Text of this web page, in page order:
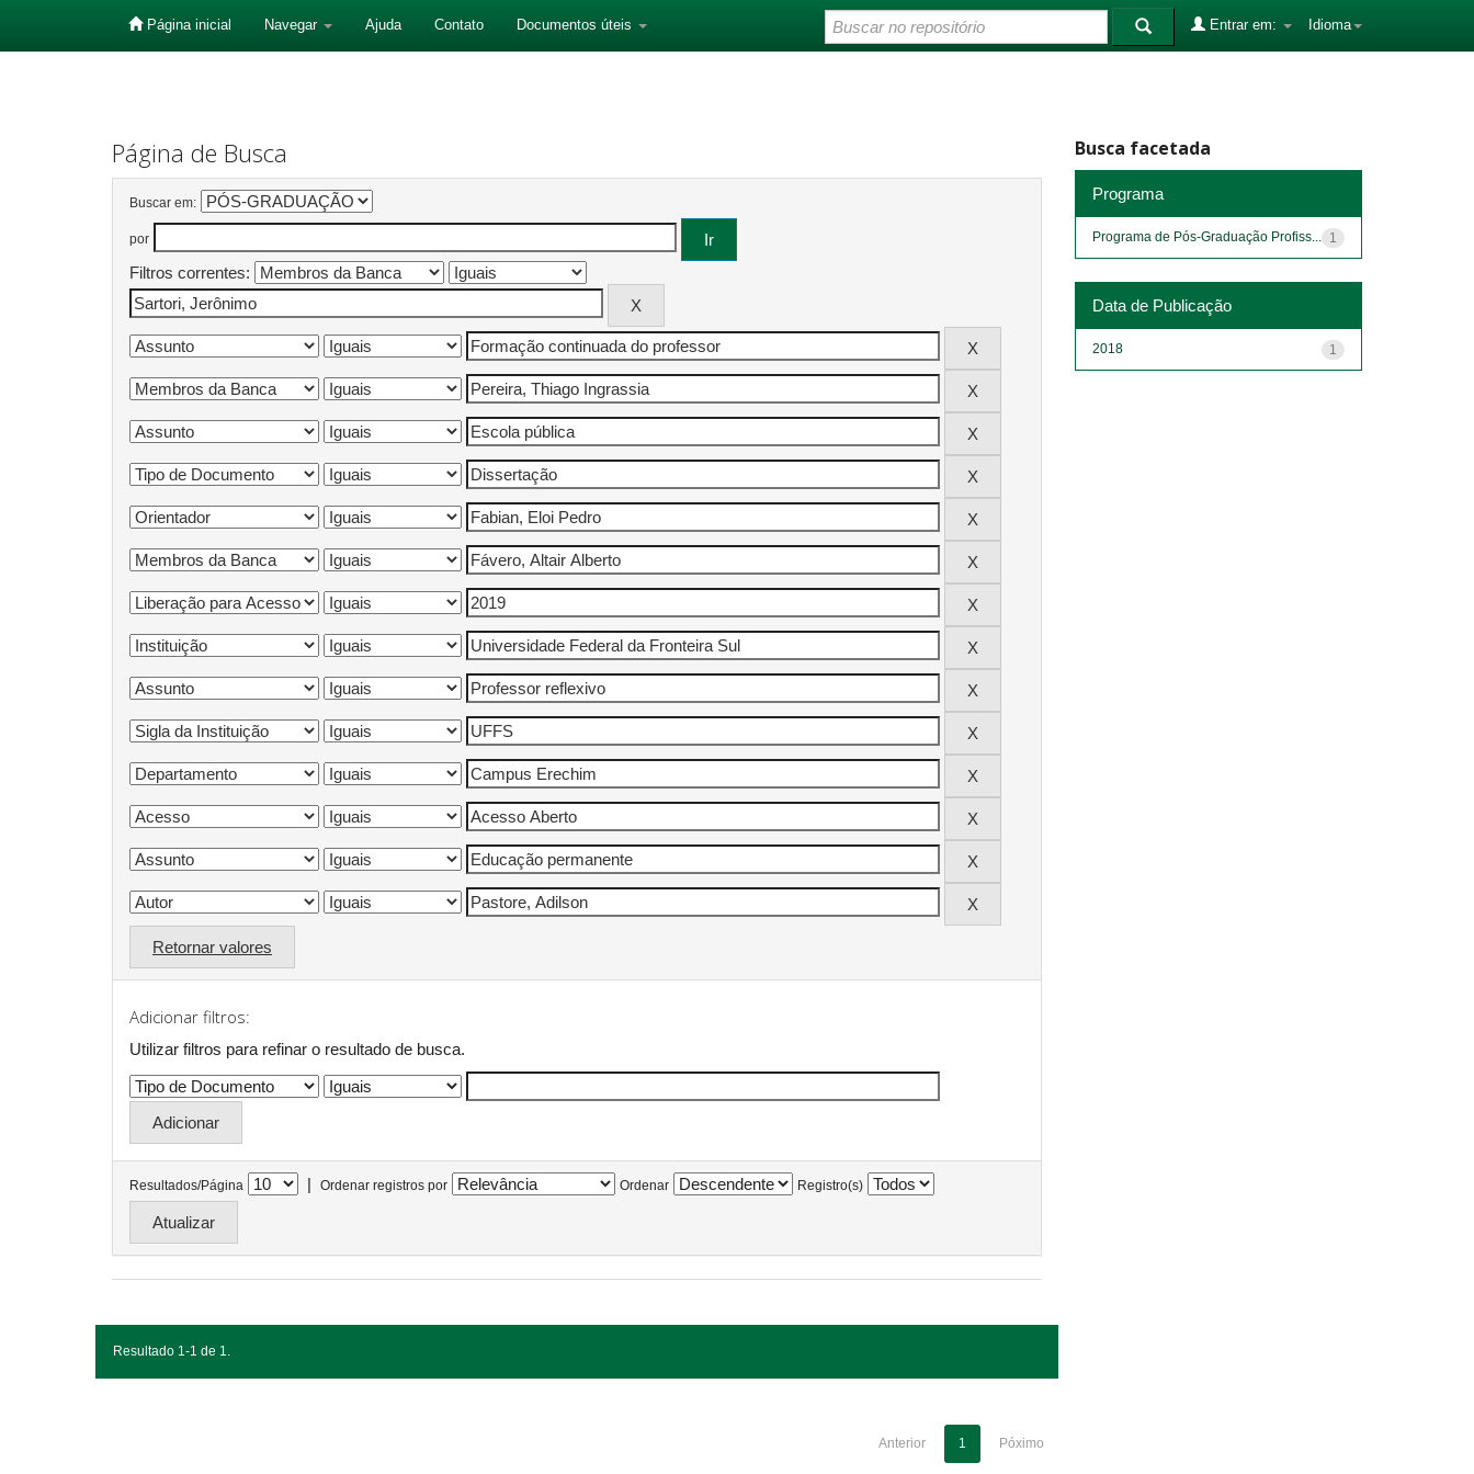
Página inicial Navegar Ajuda Contato Documentos úteis Idioma
Entrar em:
Página de Busca
Buscar em:
por
Filtros correntes:
Retornar valores
Adicionar filtros:
Utilizar filtros para refinar o resultado de busca.
Resultados/Página | Ordenar registros por Ordenar Registro(s)
Resultado 1-1 de 1.
Anterior 1 Póximo
Busca facetada
Programa
1
Programa de Pós-Graduação Profiss...
Data de Publicação
1
2018